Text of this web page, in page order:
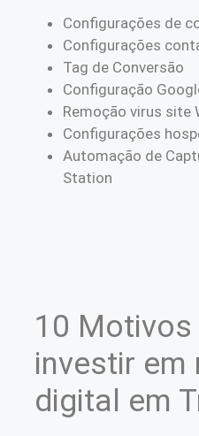
Configurações de
Configurações
Tag de Conversão
Configuração
Remoção virus site
Configurações
Automação de
Station
10 Motivos
investir em
digital em